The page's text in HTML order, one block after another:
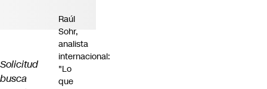
Solicitud
busca
Raúl
Sohr,
analista
internacional:
"Lo
que